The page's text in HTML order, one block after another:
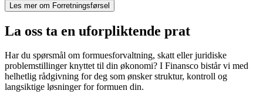
Les mer om Forretningsførsel
La oss ta en uforpliktende prat
Har du spørsmål om formuesforvaltning, skatt eller juridiske
problemstillinger knyttet til din økonomi? I Finansco bistår vi med
helhetlig rådgivning for deg som ønsker struktur, kontroll og
langsiktige løsninger for formuen din.